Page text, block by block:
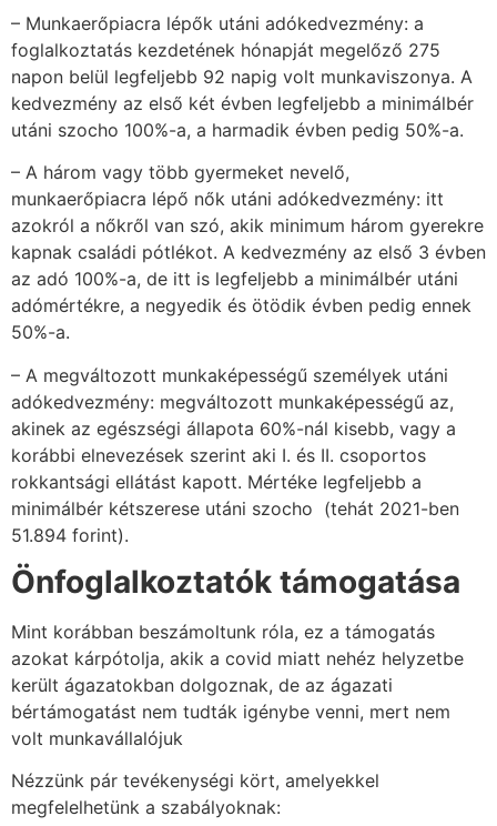
– Munkaerőpiacra lépők utáni adókedvezmény: a
foglalkoztatás kezdetének hónapját megelőző 275
napon belül legfeljebb 92 napig volt munkaviszonya. A
kedvezmény az első két évben legfeljebb a minimálbér
utáni szocho 100%-a, a harmadik évben pedig 50%-a.
– A három vagy több gyermeket nevelő,
munkaerőpiacra lépő nők utáni adókedvezmény: itt
azokról a nőkről van szó, akik minimum három gyerekre
kapnak családi pótlékot. A kedvezmény az első 3 évben
az adó 100%-a, de itt is legfeljebb a minimálbér utáni
adómértékre, a negyedik és ötödik évben pedig ennek
50%-a.
– A megváltozott munkaképességű személyek utáni
adókedvezmény: megváltozott munkaképességű az,
akinek az egészségi állapota 60%-nál kisebb, vagy a
korábbi elnevezések szerint aki I. és II. csoportos
rokkantsági ellátást kapott. Mértéke legfeljebb a
minimálbér kétszerese utáni szocho (tehát 2021-ben
51.894 forint).
Önfoglalkoztatók támogatása
Mint korábban beszámoltunk róla, ez a támogatás
azokat kárpótolja, akik a covid miatt nehéz helyzetbe
került ágazatokban dolgoznak, de az ágazati
bértámogatást nem tudták igénybe venni, mert nem
volt munkavállalójuk
Nézzünk pár tevékenységi kört, amelyekkel
megfelelhetünk a szabályoknak: